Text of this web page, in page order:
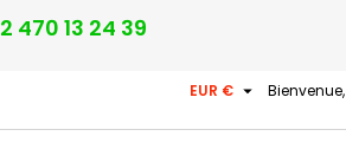
470 13 24 39
Bienvenue,
EUR € 